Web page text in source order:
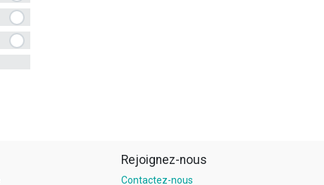
Rejoignez-nous
Contactez-nous